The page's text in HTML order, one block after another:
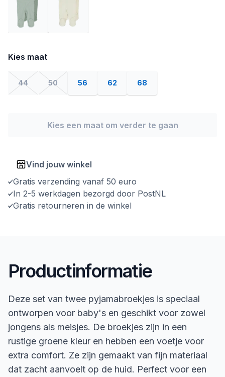
Kies maat
44 50 56 62 68
Kies een maat om verder te gaan
Vind jouw winkel
Gratis verzending vanaf 50 euro
In 2-5 werkdagen bezorgd door PostNL
Gratis retourneren in de winkel
Productinformatie
Deze set van twee pyjamabroekjes is speciaal
ontworpen voor baby's en geschikt voor zowel
jongens als meisjes. De broekjes zijn in een
rustige groene kleur en hebben een voetje voor
extra comfort. Ze zijn gemaakt van fijn materiaal
dat zacht aanvoelt op de huid. Perfect voor een